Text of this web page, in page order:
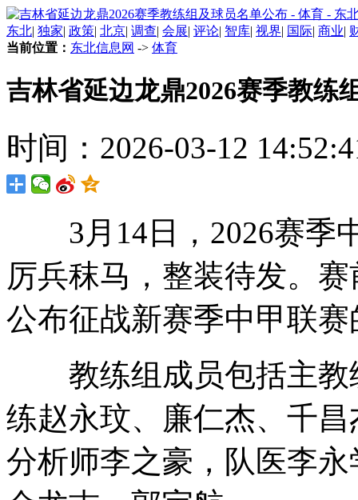
东北| 独家| 政策| 北京| 调查| 会展| 评论| 智库| 视界| 国际| 商业|
当前位置： 东北信息网 -> 体育
吉林省延边龙鼎2026赛季教练
时间：2026-03-12
3月14日，2026赛季
厉兵秣马，整装待发。
公布征战新赛季中甲联
教练组成员包括主教
练赵永玟、廉仁杰、千
分析师李之豪，队医李